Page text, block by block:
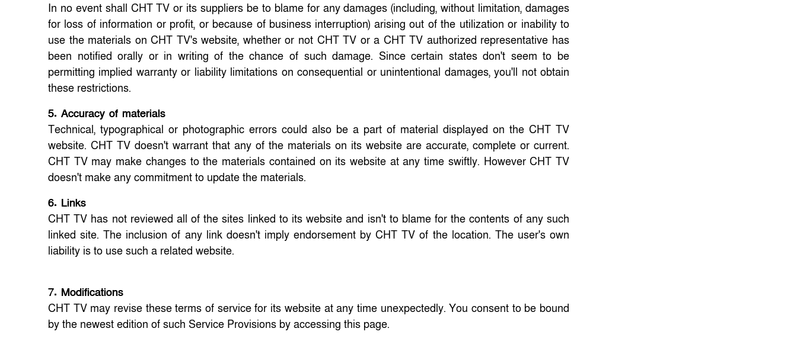
In no event shall CHT TV or its suppliers be to blame for any damages (including, without limitation, damages
for loss of information or profit, or because of business interruption) arising out of the utilization or inability to
use the materials on CHT TV's website, whether or not CHT TV or a CHT TV authorized representative has
been notified orally or in writing of the chance of such damage. Since certain states don't seem to be
permitting implied warranty or liability limitations on consequential or unintentional damages, you'll not obtain
these restrictions.
5. Accuracy of materials
Technical, typographical or photographic errors could also be a part of material displayed on the CHT TV
website. CHT TV doesn't warrant that any of the materials on its website are accurate, complete or current.
CHT TV may make changes to the materials contained on its website at any time swiftly. However CHT TV
doesn't make any commitment to update the materials.
6. Links
CHT TV has not reviewed all of the sites linked to its website and isn't to blame for the contents of any such
linked site. The inclusion of any link doesn't imply endorsement by CHT TV of the location. The user's own
liability is to use such a related website.
7. Modifications
CHT TV may revise these terms of service for its website at any time unexpectedly. You consent to be bound
by the newest edition of such Service Provisions by accessing this page.